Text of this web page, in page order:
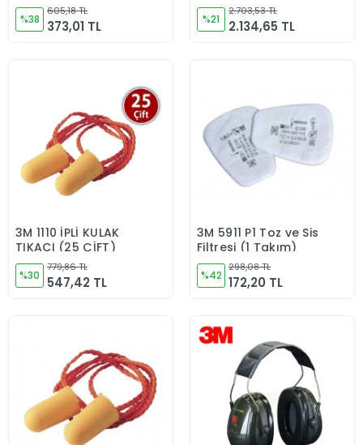
%38
605,18 TL
373,01 TL %21
2.703,53 TL
2.134,65 TL
Sepete Ekle
3M 1110 İPLİ KULAK
TIKACI (25 ÇİFT)
%30
779,86 TL
547,42 TL
Sepete Ekle
3M 5911 P1 Toz ve Sis
Filtresi (1 Takım)
%42
298,08 TL
172,20 TL